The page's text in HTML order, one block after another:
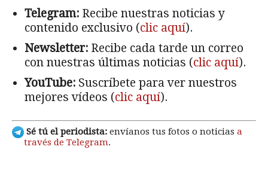
Telegram: Recibe nuestras noticias y
contenido exclusivo (clic aquí).
Newsletter: Recibe cada tarde un correo
con nuestras últimas noticias (clic aquí).
YouTube: Suscríbete para ver nuestros
mejores vídeos (clic aquí).
Sé tú el periodista: envíanos tus fotos o noticias a
través de Telegram.